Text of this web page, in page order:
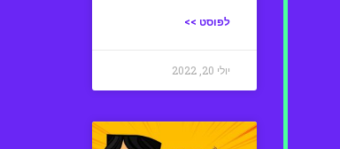
לפוסט >>
יולי 20, 2022